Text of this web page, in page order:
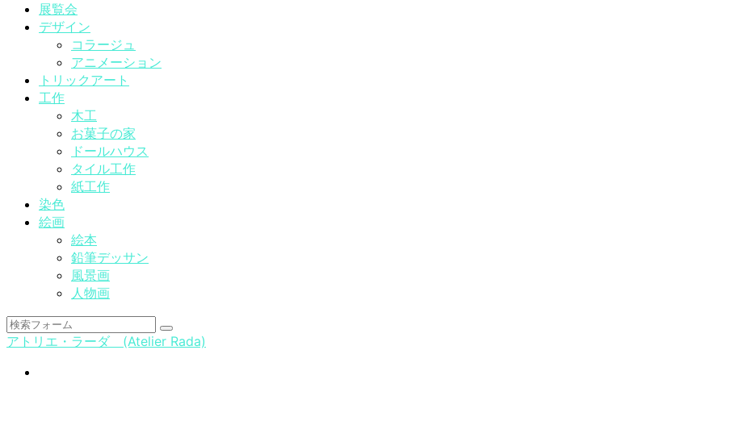
展覧会
デザイン
コラージュ
アニメーション
トリックアート
工作
木工
お菓子の家
ドールハウス
タイル工作
紙工作
染色
絵画
絵本
鉛筆デッサン
風景画
人物画
検
索
アトリエ・ラーダ (Atelier Rada)